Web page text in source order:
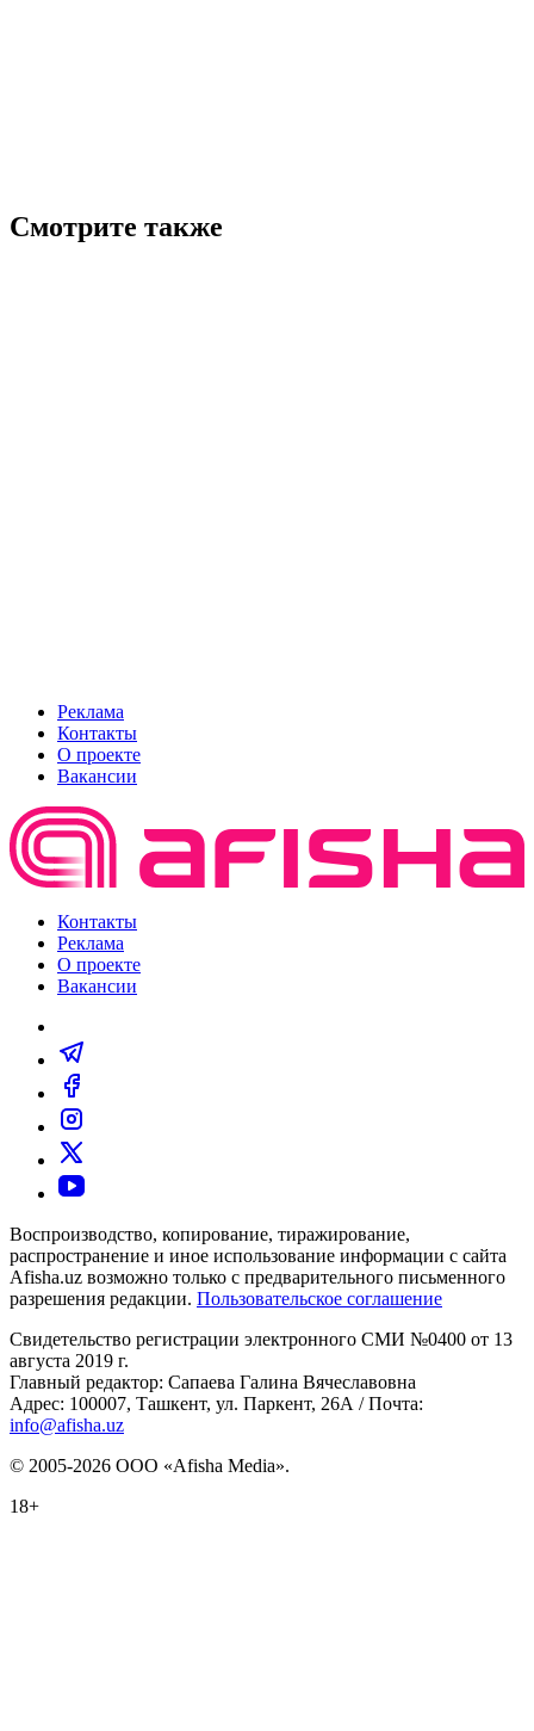
Смотрите также
Реклама
Контакты
О проекте
Вакансии
Контакты
Реклама
О проекте
Вакансии
Воспроизводство, копирование, тиражирование,
распространение и иное использование информации с сайта
Afisha.uz возможно только с предварительного письменного
разрешения редакции. Пользовательское соглашение
Свидетельство регистрации электронного СМИ №0400 от 13
августа 2019 г.
Главный редактор: Сапаева Галина Вячеславовна
Адрес: 100007, Ташкент, ул. Паркент, 26А / Почта:
info@afisha.uz
© 2005-2026 ООО «Afisha Media».
18+